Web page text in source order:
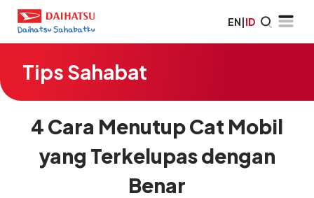
EN|ID
Tips Sahabat
4 Cara Menutup Cat Mobil
yang Terkelupas dengan
Benar